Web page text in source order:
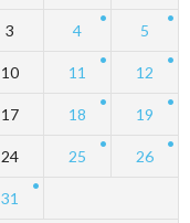
3 4 5
10 11 12
17 18 19
24 25 26
31